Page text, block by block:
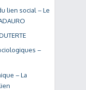
lien social – Le
–
– La